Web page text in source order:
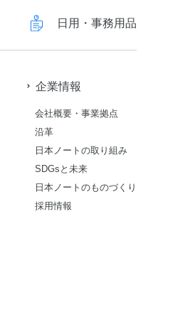
日用・事務用品
企業情報
会社概要・事業拠点
沿革
日本ノートの取り組み
SDGsと未来
日本ノートのものづくり
採用情報